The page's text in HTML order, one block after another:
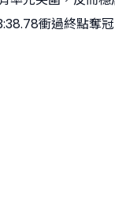
衝過終點奪